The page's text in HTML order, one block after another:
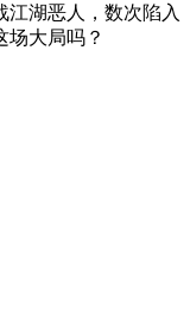
江湖恶人，数次陷入
场大局吗？